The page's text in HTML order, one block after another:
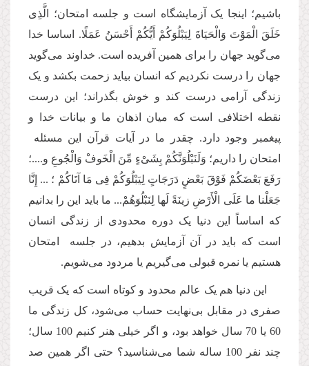
باشیم؛ اینجا یک آزمایشگاه است و جلسه ‌امتحان؛ الَّذِی
خَلَقَ الْمَوْتَ وَالْحَیَاةَ لِیَبْلُوَكُمْ أَیُّكُمْ أَحْسَنُ عَمَلًا. اساسا خدا
می‌گوید جهان را برای همین آفریده است. خداوند می‌گوید
جهان را درست نکردیم که انسان بیاید زحمت بکشد و یک
زندگی آرامی درست کند و خوش بگذراند؛ این درست
نقطه اختلافی است که میان اذهان ما و بیانات خدا و
پیغمبر وجود دارد. چقدر ما در آیات قرآن این مسئله ‌
امتحان را داریم؛ وَلَنَبْلُوَنَّكُمْ بِشَیْءٍ مِّنَ الْخَوفْ وَالْجُوعِ و....؛
رَفَعَ بَعْضَكُمْ فَوْقَ بَعْضٍ دَرَجَاتٍ لِیَبْلُوَكُمْ فِی مَا آتَاكُمْ ؛ ... إِنَّا
جَعَلْنا ما عَلَى الْأَرْضِ زینَةً لَها لِنَبْلُوَهُمْ... ما باید این را بدانیم
که اساساً این دنیا یک دوره محدودی از زندگی انسان
است که باید در آن آزمایش بدهیم، در جلسه ‌ امتحان
هستیم یا نمره قبولی می‌گیریم یا مردود می‌شویم.
این دنیا هم یک عالم محدود و کوتاه است که یک قریب
صفری در مقابل بی‌نهایت حساب می‌شود، کل زندگی ما
60 یا 70 سال خواهد بود، و اگر خیلی هنر کنیم 100 سال؛
چند نفر 100 ساله شما می‌شناسید؟ حتی اگر همین صد